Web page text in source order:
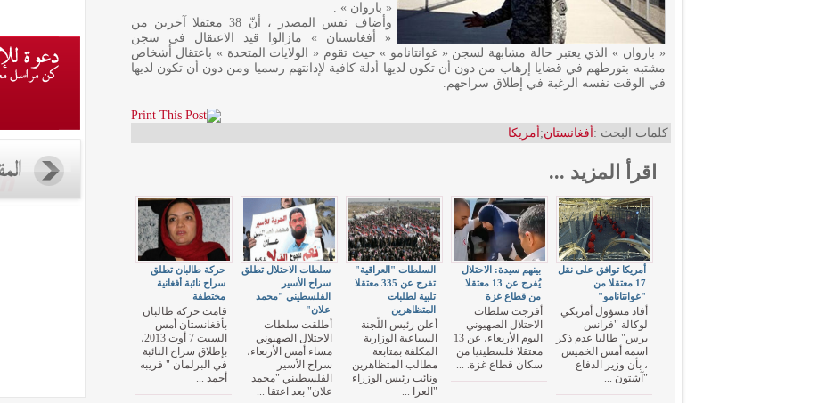
« باروان » .
وأضاف نفس المصدر ، أنّ 38 معتقلا آخرين من
« أفغانستان » مازالوا قيد الاعتقال في سجن
« باروان » الذي يعتبر حالة مشابهة لسجن « غوانتانامو » حيث تقوم « الولايات المتحدة » باعتقال أشخاص
مشتبه بتورطهم في قضايا إرهاب من دون أن تكون لديها أدلة كافية لإدانتهم رسميا ومن دون أن تكون لديها
في الوقت نفسه الرغبة في إطلاق سراحهم.
كلمات البحث : أفغانستان; أمريكا
اقرأ المزيد ...
حركة طالبان تطلق
سراح نائبة أفغانية
مختطفة
قامت حركة طالبان
بأفغانستان أمس
السبت 7 أوت 2013،
بإطلاق سراح النائبة
في البرلمان " فريبه
أحمد ...
سلطات الاحتلال تطلق
سراح الأسير
الفلسطيني "محمد
علان"
أطلقت سلطات
الاحتلال الصهيوني
مساء أمس الأربعاء،
سراح الأسير
الفلسطيني "محمد
علان" بعد اعتقا ...
السلطات "العراقية"
تفرج عن 335 معتقلا
تلبية لطلبات
المتظاهرين
أعلن رئيس اللّجنة
السباعية الوزارية
المكلفة بمتابعة
مطالب المتظاهرين
ونائب رئيس الوزراء
"العرا ...
بينهم سيدة: الاحتلال
يُفرج عن 13 معتقلا
من قطاع غزة
أفرجت سلطات
الاحتلال الصهيوني
اليوم الأربعاء، عن 13
معتقلا فلسطينيا من
سكان قطاع غزة. ...
أمريكا توافق على نقل
17 معتقلا من
"غوانتانامو"
أفاد مسؤول أمريكي
لوكالة "فرانس
برس" طالبا عدم ذكر
اسمه أمس الخميس
، بأن وزير الدفاع
"آشتون ...